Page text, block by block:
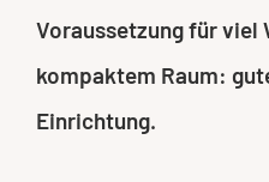
Voraussetzung für viel
kompaktem Raum:
Einrichtung.